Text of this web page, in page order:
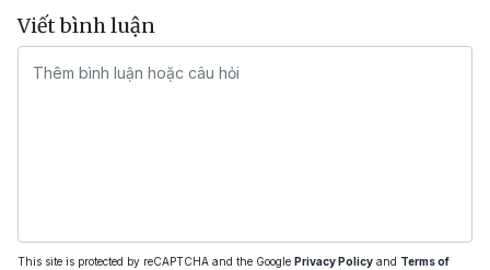
Viết bình luận
This site is protected by reCAPTCHA and the Google Privacy Policy and Terms of